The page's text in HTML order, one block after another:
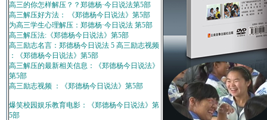
高三的你怎样解压？？郑德杨·今日说法第5部
高三解压好方法： 《郑德杨今日说法》第5部
为高三学生心理解压：郑德杨·今日说法 第5部
高三解压法:《郑德杨今日说法》第5部
高三励志名言：郑德杨今日说法 5 高三励志视频
：《郑德杨今日说法》第5部
高三解压的最新相关信息：《郑德杨今日说法》
第5部
高三励志视频 ：《郑德杨今日说法》第5部
爆笑校园娱乐教育电影：《郑德杨今日说法》第
5部